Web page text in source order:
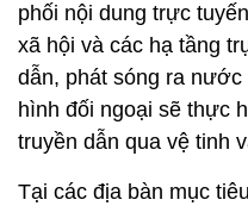
phối nội dung trực
xã hội và các hạ tầng
dẫn, phát sóng ra
hình đối ngoại sẽ thực
truyền dẫn qua vệ tinh
Tại các địa bàn mục